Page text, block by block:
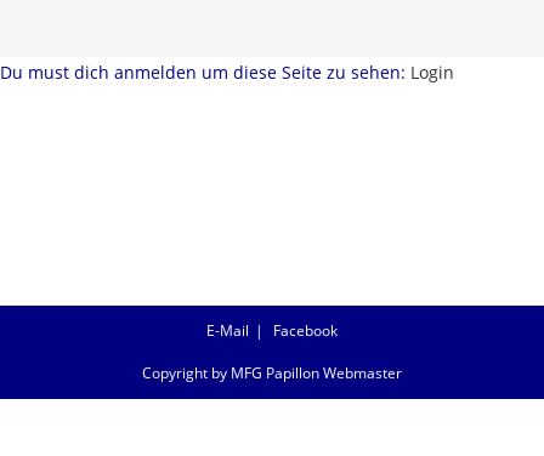
Du must dich anmelden um diese Seite zu sehen: Login
E-Mail Facebook
Copyright by MFG Papillon Webmaster